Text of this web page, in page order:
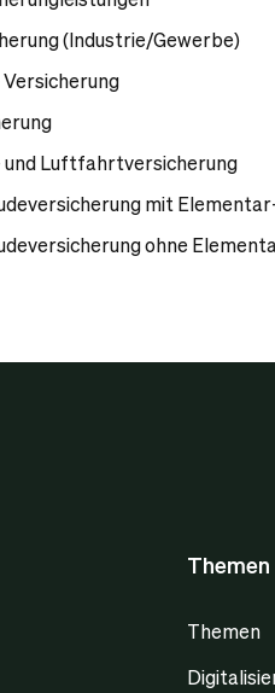
(Industrie/Gewerbe)
Versicherung
Luftfahrtversicherung
mit
ohne
Themen
Themen